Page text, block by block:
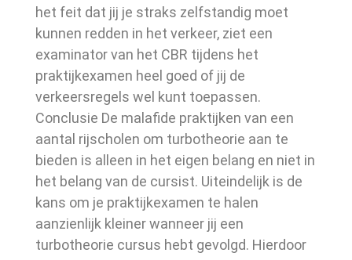
het feit dat jij je straks zelfstandig moet
kunnen redden in het verkeer, ziet een
examinator van het CBR tijdens het
praktijkexamen heel goed of jij de
verkeersregels wel kunt toepassen.
Conclusie De malafide praktijken van een
aantal rijscholen om turbotheorie aan te
bieden is alleen in het eigen belang en niet in
het belang van de cursist. Uiteindelijk is de
kans om je praktijkexamen te halen
aanzienlijk kleiner wanneer jij een
turbotheorie cursus hebt gevolgd. Hierdoor